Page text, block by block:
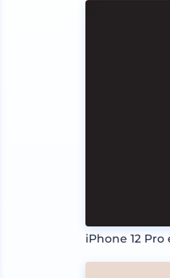
iPhone 12